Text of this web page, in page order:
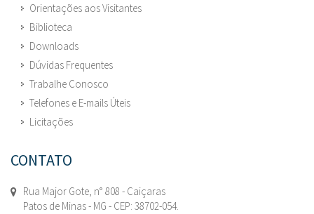
Orientações aos Visitantes
Biblioteca
Downloads
Dúvidas Frequentes
Trabalhe Conosco
Telefones e E-mails Úteis
Licitações
CONTATO
Rua Major Gote, n° 808 - Caiçaras
Patos de Minas - MG - CEP: 38702-054.